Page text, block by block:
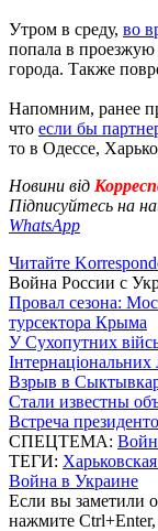
Утром в среду, во
попала в
города. Также
Напомним, ранее
что если бы
то в Одессе,
Новини від
Підписуйтесь на
WhatsApp
Читайте
Война России с
Провал сезона:
турсектора Крыма
У Сухопутних
Інтернаціональних
Взрыв в
Стали известны
Встреча
СПЕЦТЕМА:
ТЕГИ:
Война в Украине
Если вы заметили
нажмите